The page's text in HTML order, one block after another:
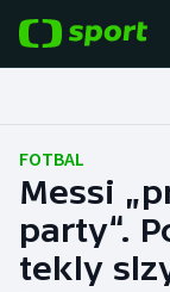
Fotbal
Hokej
Tenis
FOTBAL
Messi
party“.
tekly